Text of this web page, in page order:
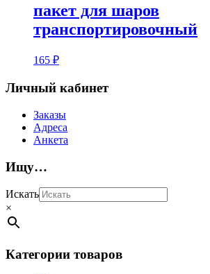
пакет для шаров
транспортировочный
165 ₽
Личный кабинет
Заказы
Адреса
Анкета
Ищу…
Искать
×
Категории товаров